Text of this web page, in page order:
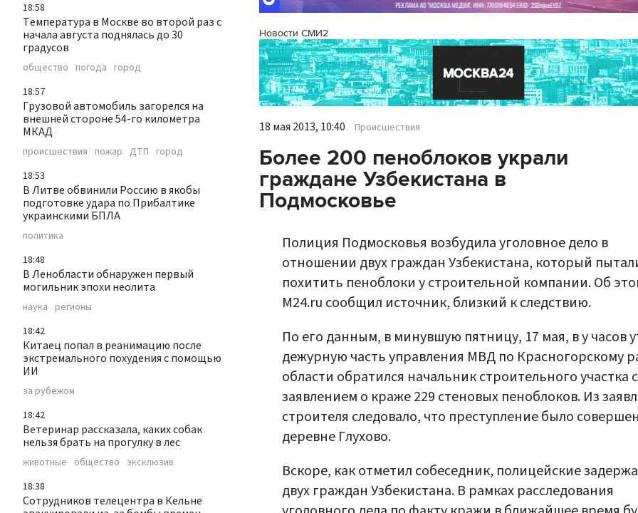
18:58
Температура в Москве во второй раз с
начала августа поднялась до 30
градусов
общество погода город
18:57
Грузовой автомобиль загорелся на
внешней стороне 54-го километра
МКАД
происшествия пожар ДТП город
18:53
В Литве обвинили Россию в якобы
подготовке удара по Прибалтике
украинскими БПЛА
политика
18:48
В Ленобласти обнаружен первый
могильник эпохи неолита
наука регионы
18:42
Китаец попал в реанимацию после
экстремального похудения с помощью
ИИ
за рубежом
18:42
Ветеринар рассказала, каких собак
нельзя брать на прогулку в лес
животные общество эксклюзив
18:38
Сотрудников телецентра в Кельне
Новости СМИ2
18 мая 2013, 10:40 Происшествия
Более 200 пеноблоков украли
граждане Узбекистана в
Подмосковье
Полиция Подмосковья возбудила уголовное дело в
отношении двух граждан Узбекистана, который
похитить пеноблоки у строительной компании. Об
M24.ru сообщил источник, близкий к следствию.
По его данным, в минувшую пятницу, 17 мая, в у часов
дежурную часть управления МВД по Красногорскому
области обратился начальник строительного участка с
заявлением о краже 229 стеновых пеноблоков. Из
строителя следовало, что преступление было
деревне Глухово.
Вскоре, как отметил собеседник, полицейские
двух граждан Узбекистана. В рамках расследования